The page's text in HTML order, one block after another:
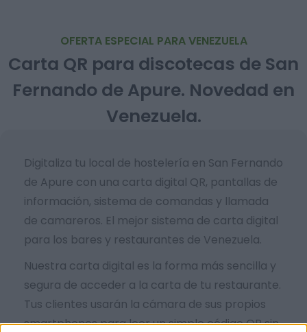
OFERTA ESPECIAL PARA VENEZUELA
Carta QR para discotecas de San
Fernando de Apure. Novedad en
Venezuela.
Digitaliza tu local de hostelería en San Fernando
de Apure con una carta digital QR, pantallas de
información, sistema de comandas y llamada
de camareros. El mejor sistema de carta digital
para los bares y restaurantes de Venezuela.
Nuestra carta digital es la forma más sencilla y
segura de acceder a la carta de tu restaurante.
Tus clientes usarán la cámara de sus propios
smartphones para leer un simple código QR sin